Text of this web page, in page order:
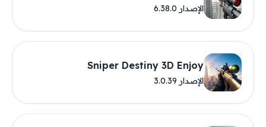
الإصدار 6.38.0
Sniper Destiny 3D Enjoy
الإصدار 3.0.39